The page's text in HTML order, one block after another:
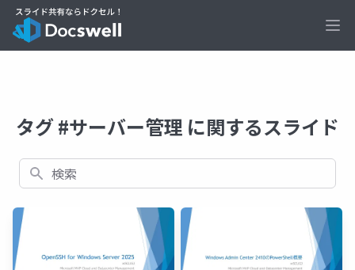
タグ #サーバー管理 に関するスライド
検索